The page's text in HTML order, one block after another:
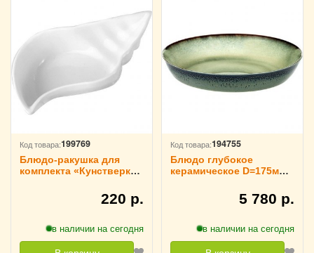
Код товара:199769
Блюдо-ракушка для
комплекта «Кунстверк»
мм B=66 мм KunstWerk,
220 р.
в наличии на сегодня
Код товара:194755
Блюдо глубокое
керамическое D=175мм
5 780 р.
в наличии на сегодня